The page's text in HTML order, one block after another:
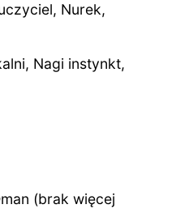
Nurek,
Nagi instynkt,
(brak więcej